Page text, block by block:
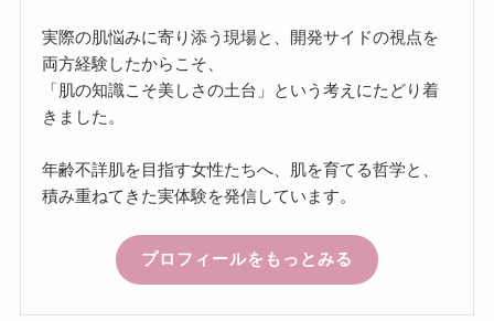
実際の肌悩みに寄り添う現場と、開発サイドの視点を
両方経験したからこそ、
「肌の知識こそ美しさの土台」という考えにたどり着
きました。
年齢不詳肌を目指す女性たちへ、肌を育てる哲学と、
積み重ねてきた実体験を発信しています。
プロフィールをもっとみる